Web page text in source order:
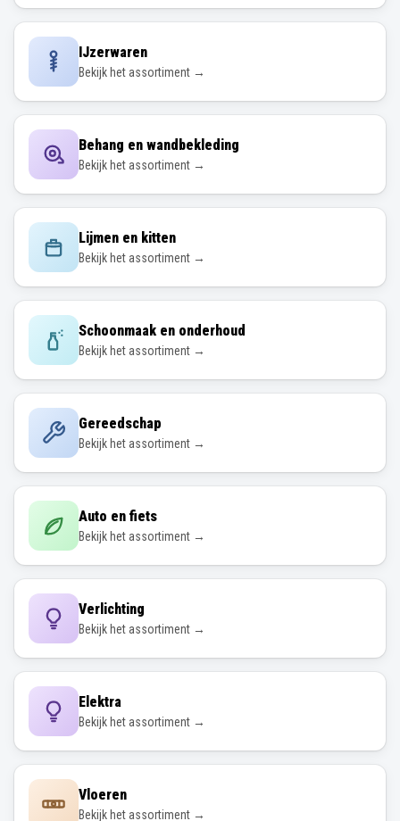
IJzerwaren
Bekijk het assortiment →
Behang en wandbekleding
Bekijk het assortiment →
Lijmen en kitten
Bekijk het assortiment →
Schoonmaak en onderhoud
Bekijk het assortiment →
Gereedschap
Bekijk het assortiment →
Auto en fiets
Bekijk het assortiment →
Verlichting
Bekijk het assortiment →
Elektra
Bekijk het assortiment →
Vloeren
Bekijk het assortiment →